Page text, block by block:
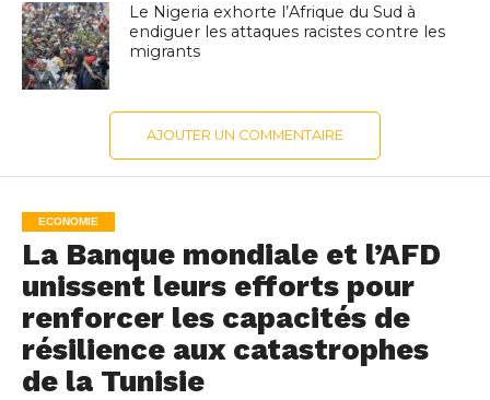
Le Nigeria exhorte l’Afrique du Sud à
endiguer les attaques racistes contre les
migrants
AJOUTER UN COMMENTAIRE
ECONOMIE
La Banque mondiale et l’AFD
unissent leurs efforts pour
renforcer les capacités de
résilience aux catastrophes
de la Tunisie